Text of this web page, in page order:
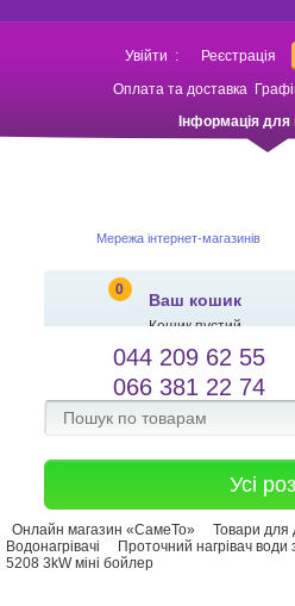
Увійти : Реєстрація
Оплата та доставка
Інформація для
Мережа інтернет-магазинів
0
Ваш кошик
Кошик пустий
salessameto@gmail.com
Зворотній зв'язок
044 209 62 55
066 381 22 74
Усі
Онлайн магазин «СамеТо» Товари для
Водонагрівачі
Проточний нагрівач
5208 3kW міні бойлер